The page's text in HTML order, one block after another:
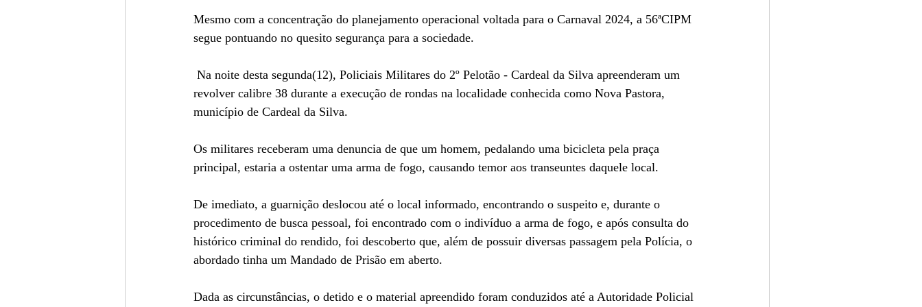
Mesmo com a concentração do planejamento operacional voltada para o Carnaval 2024, a 56ªCIPM
segue pontuando no quesito segurança para a sociedade.
revolver calibre 38 durante a execução de rondas na localidade conhecida como Nova Pastora,
município de Cardeal da Silva.
Os militares receberam uma denuncia de que um homem, pedalando uma bicicleta pela praça
principal, estaria a ostentar uma arma de fogo, causando temor aos transeuntes daquele local.
De imediato, a guarnição deslocou até o local informado, encontrando o suspeito e, durante o
procedimento de busca pessoal, foi encontrado com o indivíduo a arma de fogo, e após consulta do
histórico criminal do rendido, foi descoberto que, além de possuir diversas passagem pela Polícia, o
abordado tinha um Mandado de Prisão em aberto.
Dada as circunstâncias, o detido e o material apreendido foram conduzidos até a Autoridade Policial